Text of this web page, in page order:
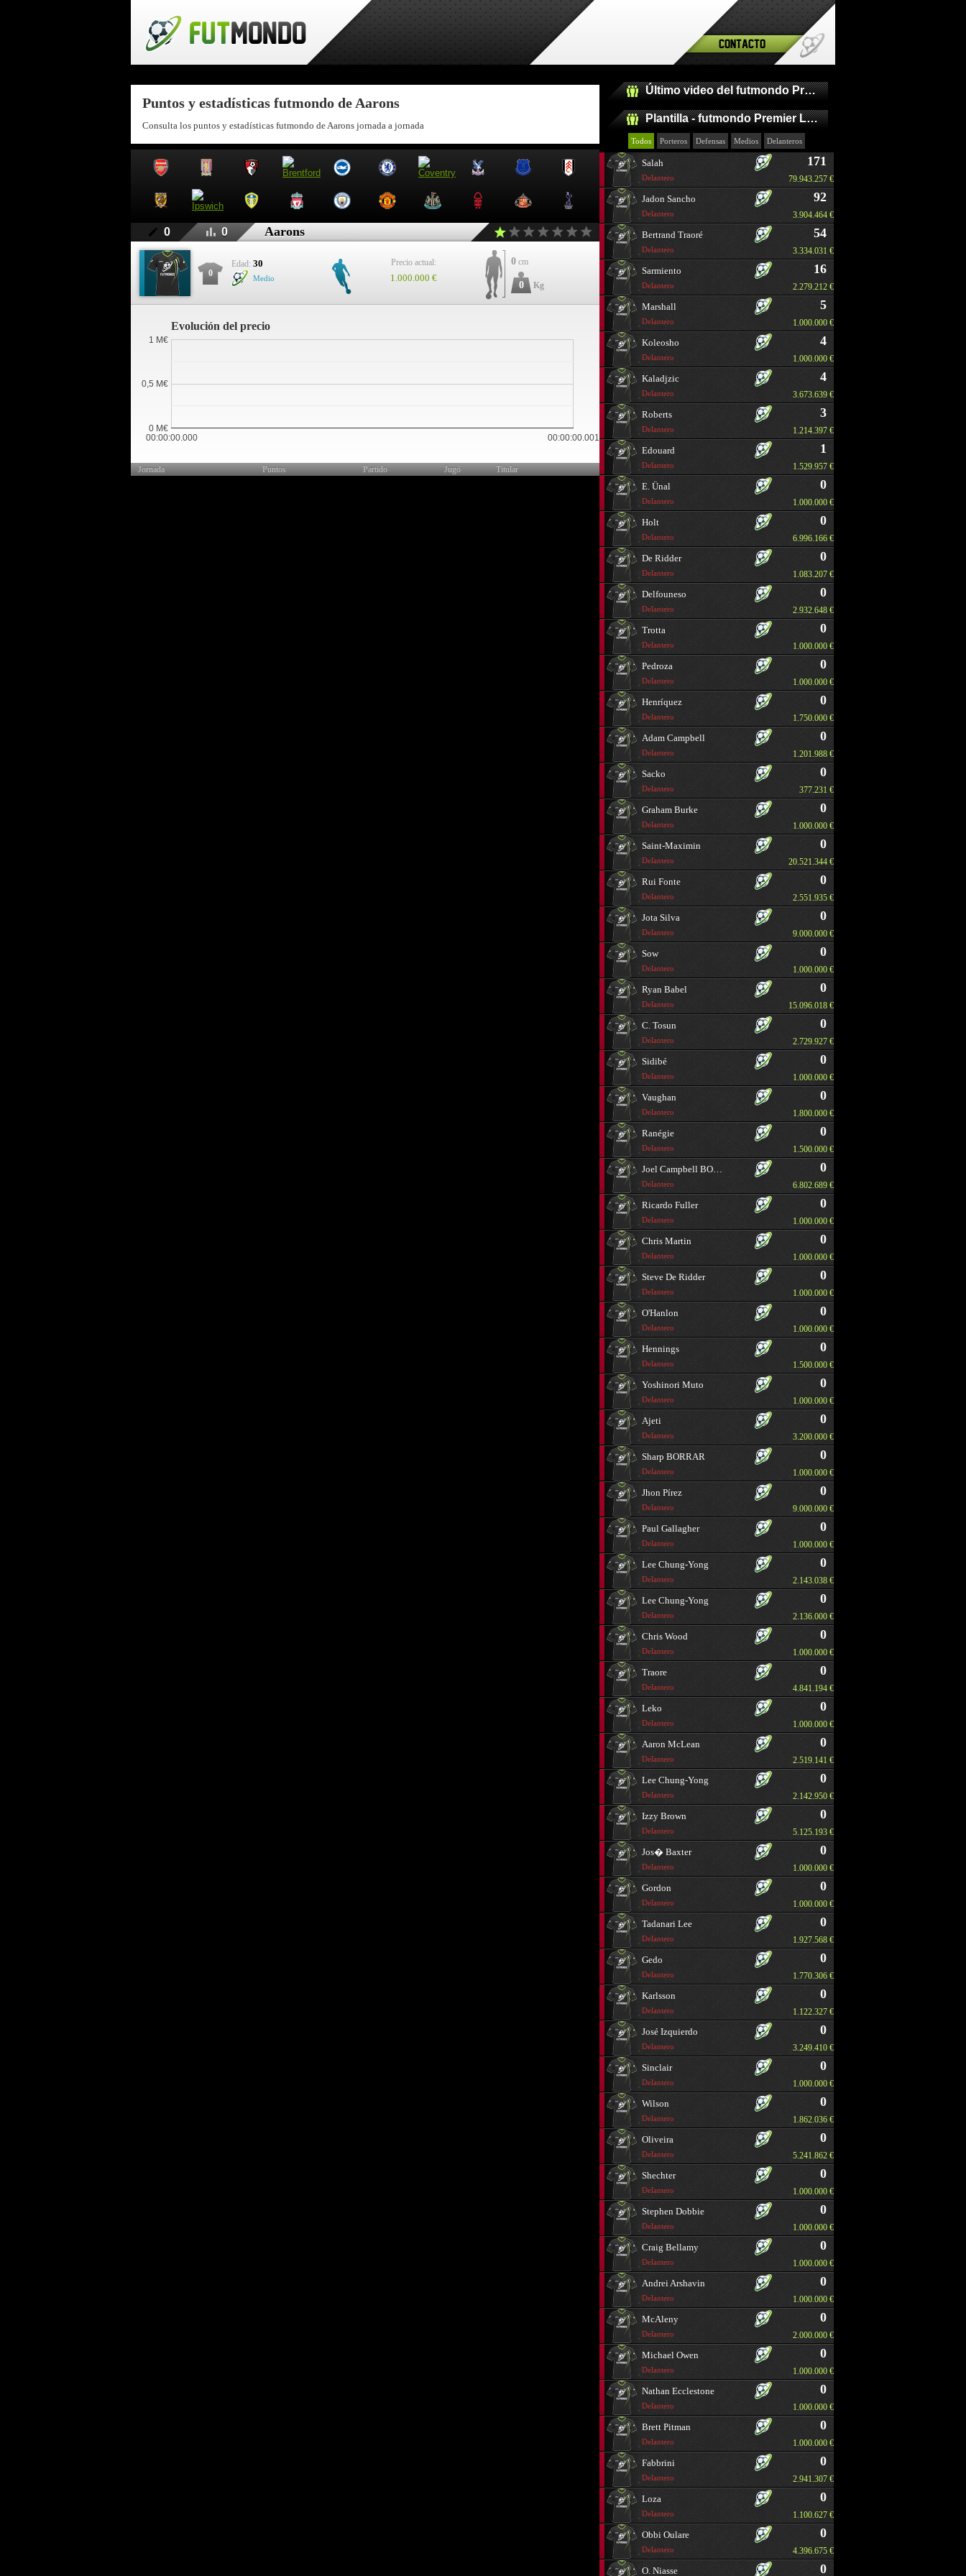
Contacto
Puntos y estadísticas futmondo de Aarons
Consulta los puntos y estadísticas futmondo de Aarons jornada a jornada
0 0 Aarons
0
Edad: 30
Medio
Precio actual:
1.000.000 €
0 cm
0 Kg
Evolución del precio
00:00:00.000 00:00:00.001
0 M€
0,5 M€
1 M€
Jornada Puntos Partido Jugó Titular
Último video del futmondo Premier League
Plantilla - futmondo Premier League
Todos Porteros Defensas Medios Delanteros
Salah
Delantero
171
79.943.257 €
Jadon Sancho
Delantero
92
3.904.464 €
Bertrand Traoré
Delantero
54
3.334.031 €
Sarmiento
Delantero
16
2.279.212 €
Marshall
Delantero
5
1.000.000 €
Koleosho
Delantero
4
1.000.000 €
Kaladjzic
Delantero
4
3.673.639 €
Roberts
Delantero
3
1.214.397 €
Edouard
Delantero
1
1.529.957 €
E. Ünal
Delantero
0
1.000.000 €
Holt
Delantero
0
6.996.166 €
De Ridder
Delantero
0
1.083.207 €
Delfouneso
Delantero
0
2.932.648 €
Trotta
Delantero
0
1.000.000 €
Pedroza
Delantero
0
1.000.000 €
Henríquez
Delantero
0
1.750.000 €
Adam Campbell
Delantero
0
1.201.988 €
Sacko
Delantero
0
377.231 €
Graham Burke
Delantero
0
1.000.000 €
Saint-Maximin
Delantero
0
20.521.344 €
Rui Fonte
Delantero
0
2.551.935 €
Jota Silva
Delantero
0
9.000.000 €
Sow
Delantero
0
1.000.000 €
Ryan Babel
Delantero
0
15.096.018 €
C. Tosun
Delantero
0
2.729.927 €
Sidibé
Delantero
0
1.000.000 €
Vaughan
Delantero
0
1.800.000 €
Ranégie
Delantero
0
1.500.000 €
Joel Campbell BORRAR
Delantero
0
6.802.689 €
Ricardo Fuller
Delantero
0
1.000.000 €
Chris Martin
Delantero
0
1.000.000 €
Steve De Ridder
Delantero
0
1.000.000 €
O'Hanlon
Delantero
0
1.000.000 €
Hennings
Delantero
0
1.500.000 €
Yoshinori Muto
Delantero
0
1.000.000 €
Ajeti
Delantero
0
3.200.000 €
Sharp BORRAR
Delantero
0
1.000.000 €
Jhon Pírez
Delantero
0
9.000.000 €
Paul Gallagher
Delantero
0
1.000.000 €
Lee Chung-Yong
Delantero
0
2.143.038 €
Lee Chung-Yong
Delantero
0
2.136.000 €
Chris Wood
Delantero
0
1.000.000 €
Traore
Delantero
0
4.841.194 €
Leko
Delantero
0
1.000.000 €
Aaron McLean
Delantero
0
2.519.141 €
Lee Chung-Yong
Delantero
0
2.142.950 €
Izzy Brown
Delantero
0
5.125.193 €
Jos� Baxter
Delantero
0
1.000.000 €
Gordon
Delantero
0
1.000.000 €
Tadanari Lee
Delantero
0
1.927.568 €
Gedo
Delantero
0
1.770.306 €
Karlsson
Delantero
0
1.122.327 €
José Izquierdo
Delantero
0
3.249.410 €
Sinclair
Delantero
0
1.000.000 €
Wilson
Delantero
0
1.862.036 €
Oliveira
Delantero
0
5.241.862 €
Shechter
Delantero
0
1.000.000 €
Stephen Dobbie
Delantero
0
1.000.000 €
Craig Bellamy
Delantero
0
1.000.000 €
Andrei Arshavin
Delantero
0
1.000.000 €
McAleny
Delantero
0
2.000.000 €
Michael Owen
Delantero
0
1.000.000 €
Nathan Ecclestone
Delantero
0
1.000.000 €
Brett Pitman
Delantero
0
1.000.000 €
Fabbrini
Delantero
0
2.941.307 €
Loza
Delantero
0
1.100.627 €
Obbi Oulare
Delantero
0
4.396.675 €
O. Niasse 0